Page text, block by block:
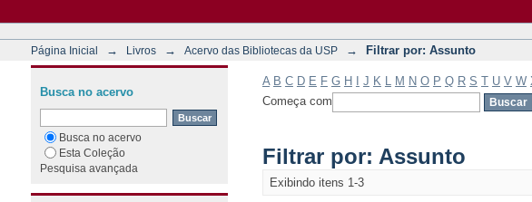
Página Inicial → Livros → Acervo das Bibliotecas da USP → Filtrar por: Assunto
A B C D E F G H J K M N O P Q R S T U V W
Começa com
Filtrar por: Assunto
Exibindo itens 1-3
Busca no acervo
Busca no acervo
Esta Coleção
Pesquisa avançada